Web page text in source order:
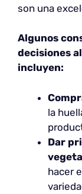
son una
Algunos
decisiones
incluyen:
la
Dar
hacer